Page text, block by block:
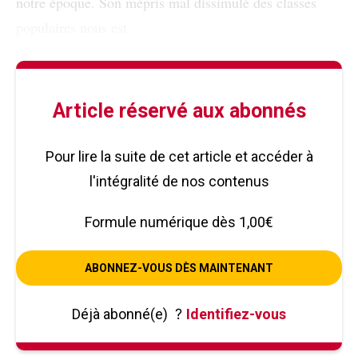
Article réservé aux abonnés
Pour lire la suite de cet article et accéder à
l'intégralité de nos contenus
Formule numérique dès 1,00€
ABONNEZ-VOUS DÈS MAINTENANT
Déjà abonné(e) ? Identifiez-vous